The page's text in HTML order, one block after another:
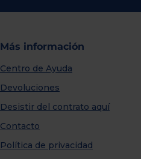
Más información
Centro de Ayuda
Devoluciones
Desistir del contrato aquí
Contacto
Política de privacidad